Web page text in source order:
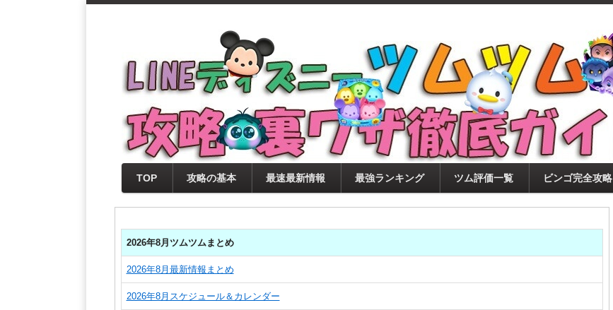
LINEディズニー ツムツム攻略・裏ワザ徹底ガイド
支持率No1！痒いところに手が届くツムツム攻略サイト！新ツム・イベント・ピックアップ・
セレクト情報をいち早く提供するとともに、ビンゴ・キャラ評価も丁寧に解説！ツムツムを12
0％楽しめるサイトを目指しています。
TOP 攻略の基本 最速最新情報 最強ランキング ツム評価一覧 ビンゴ完全攻略
2026年8月ツムツムまとめ
2026年8月最新情報まとめ
2026年8月スケジュール＆カレンダー